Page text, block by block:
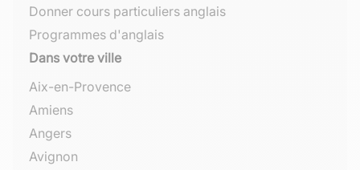
Donner cours particuliers anglais
Programmes d'anglais
Dans votre ville
Aix-en-Provence
Amiens
Angers
Avignon